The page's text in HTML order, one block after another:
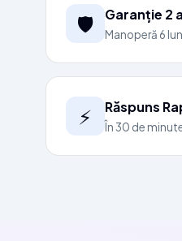
🛡️ Garanție 2
Manoperă 6
⚡ Răspuns
În 30 de